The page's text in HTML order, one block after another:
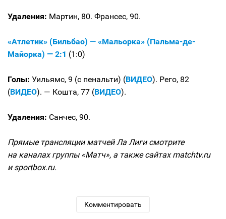
Удаления: Мартин, 80. Франсес, 90.
«Атлетик» (Бильбао) — «Мальорка» (Пальма-де-
Майорка) — 2:1 (1:0)
Голы: Уильямс, 9 (с пенальти) (ВИДЕО). Рего, 82
(ВИДЕО). — Кошта, 77 (ВИДЕО).
Удаления: Санчес, 90.
Прямые трансляции матчей Ла Лиги смотрите
на каналах группы «Матч», а также сайтах matchtv.ru
и sportbox.ru.
Комментировать